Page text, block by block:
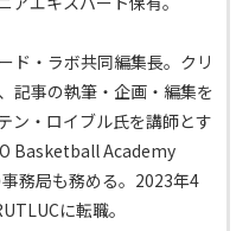
ド・ラボ共同編集長。クリ
記事の執筆・企画・編集を
ン・ロイブル氏を講師とす
Basketball Academy
務局も務める。2023年4
に転職。